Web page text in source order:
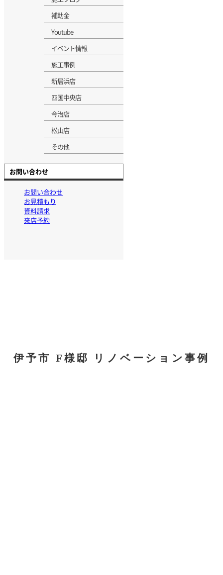
補助金
Youtube
イベント情報
施工事例
新居浜店
四国中央店
今治店
松山店
その他
お問い合わせ
お問い合わせ
お見積もり
資料請求
来店予約
伊予市 F様邸 リノベーション事例